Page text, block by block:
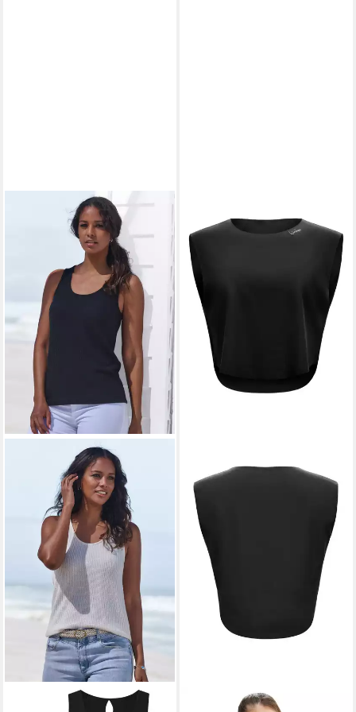
VIVANCE BY LASCANA